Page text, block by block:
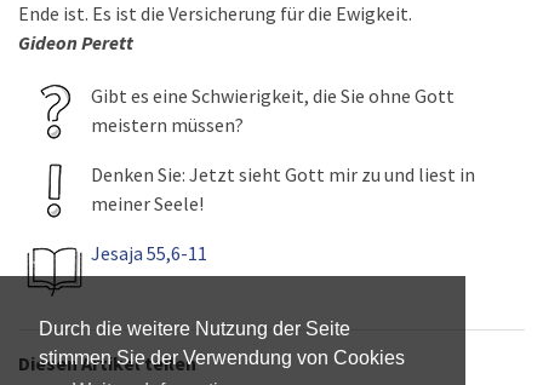
Durch die weitere Nutzung der Seite
stimmen Sie der Verwendung von Cookies
Ende ist. Es ist die Versicherung für die Ewigkeit.
Gideon Perett
Gibt es eine Schwierigkeit, die Sie ohne Gott
meistern müssen?
Denken Sie: Jetzt sieht Gott mir zu und liest in
meiner Seele!
Jesaja 55,6-11
Diesen Artikel teilen